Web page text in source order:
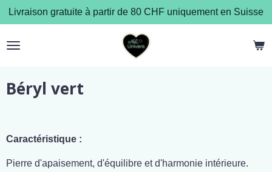
Passer
au
contenu
Livraison gratuite à partir de 80 CHF uniquement en Suisse
Béryl vert
Caractéristique :
Pierre d'apaisement, d'équilibre et d'harmonie intérieure.